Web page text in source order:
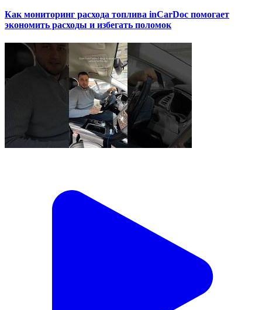
Как мониторинг расхода топлива inCarDoc помогает
экономить расходы и избегать поломок